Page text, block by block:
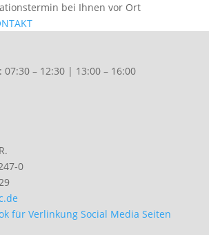
bei Ihnen vor Ort
– 12:30 | 13:00 – 16:00